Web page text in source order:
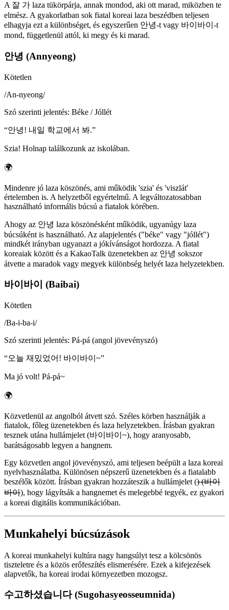
A 잘 가 laza tükörpárja, annak mondod, aki ott marad, miközben te
elmész. A gyakorlatban sok fiatal koreai laza beszédben teljesen
elhagyja ezt a különbséget, és egyszerűen 안녕-t vagy 바이바이-t
mond, függetlenül attól, ki megy és ki marad.
안녕 (Annyeong)
Kötetlen
/An-nyeong/
Szó szerinti jelentés: Béke / Jóllét
“안녕! 내일 학교에서 봐.”
Szia! Holnap találkozunk az iskolában.
🌍
Mindenre jó laza köszönés, ami működik 'szia' és 'viszlát'
értelemben is. A helyzetből egyértelmű. A legváltozatosabban
használható informális búcsú a fiatalok körében.
Ahogy az 안녕 laza köszönésként működik, ugyanúgy laza
búcsúként is használható. Az alapjelentés ("béke" vagy "jóllét")
mindkét irányban ugyanazt a jókívánságot hordozza. A fiatal
koreaiak között és a KakaoTalk üzenetekben az 안녕 sokszor
átvette a maradok vagy megyek különbség helyét laza helyzetekben.
바이바이 (Baibai)
Kötetlen
/Ba-i-ba-i/
Szó szerinti jelentés: Pá-pá (angol jövevényszó)
“오늘 재밌었어! 바이바이~”
Ma jó volt! Pá-pá~
🌍
Közvetlenül az angolból átvett szó. Széles körben használják a
fiatalok, főleg üzenetekben és laza helyzetekben. Írásban gyakran
tesznek utána hullámjelet (바이바이~), hogy aranyosabb,
barátságosabb legyen a hangnem.
Egy közvetlen angol jövevényszó, ami teljesen beépült a laza koreai
nyelvhasználatba. Különösen népszerű üzenetekben és a fiatalabb
beszélők között. Írásban gyakran hozzáteszik a hullámjelet () (바이
바이), hogy lágyítsák a hangnemet és melegebbé tegyék, ez gyakori
a koreai digitális kommunikációban.
Munkahelyi búcsúzások
A koreai munkahelyi kultúra nagy hangsúlyt tesz a kölcsönös
tiszteletre és a közös erőfeszítés elismerésére. Ezek a kifejezések
alapvetők, ha koreai irodai környezetben mozogsz.
수고하셨습니다 (Sugohasyeosseumnida)